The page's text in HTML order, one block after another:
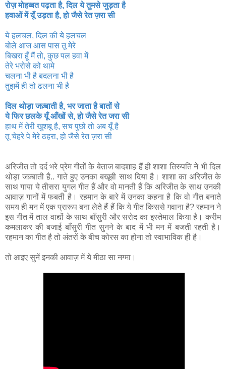
रोज़ मोहब्बत पढ़ता है, दिल ये तुमसे जुड़ता है
हवाओं में यूँ उड़ता है, हो जैसे रेत ज़रा सी
ये हलचल, दिल की ये हलचल
बोले आज आस पास तू मेरे
बिखरा हूँ मैं तो, कुछ पल हवा में
तेरे भरोसे को थामे
चलना भी है बदलना भी है
तुझमें ही तो ढलना भी है
दिल थोड़ा जज़्बाती है, भर जाता है बातों से
ये फिर छलके यूँ आँखों से, हो जैसे रेत जरा सी
हाथ में तेरी खुशबू है, सच पुछो तो अब यूँ है
तू चेहरे पे मेरे ठहरा, हो जैसे रेत ज़रा सी
अरिजीत तो दर्द भरे प्रेम गीतों के बेताज बादशाह हैं ही शाशा तिरुपति ने भी दिल
थोड़ा जज़्बाती है.. गाते हुए उनका बखूबी साथ दिया है। शाशा का अरिजीत के
साथ गाया ये तीसरा युगल गीत हैं और वो मानती हैं कि अरिजीत के साथ उनकी
आवाज़ गानों में फबती है। रहमान के बारे में उनका कहना है कि वो गीत बनाते
समय ही मन में एक प्रारूप बना लेते हैं हैं कि ये गीत किससे गवाना है? रहमान ने
इस गीत में ताल वाद्यों के साथ बाँसुरी और सरोद का इस्तेमाल किया है। करीम
कमलाकर की बजाई बाँसुरी गीत सुनने के बाद में भी मन में बजती रहती है।
रहमान का गीत है तो अंतरों के बीच कोरस का होना तो स्वाभाविक ही है।
तो आइए सुनें इनकी आवाज़ में ये मीठा सा नग्मा।